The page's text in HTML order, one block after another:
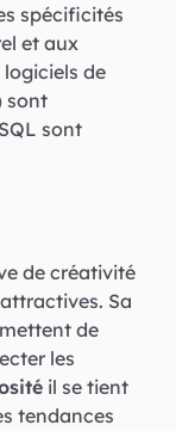
spécificités
et aux
logiciels de
sont
sont
de créativité
Sa
de
les
il se tient
tendances